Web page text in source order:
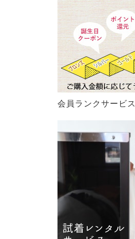
会員ランクサービス